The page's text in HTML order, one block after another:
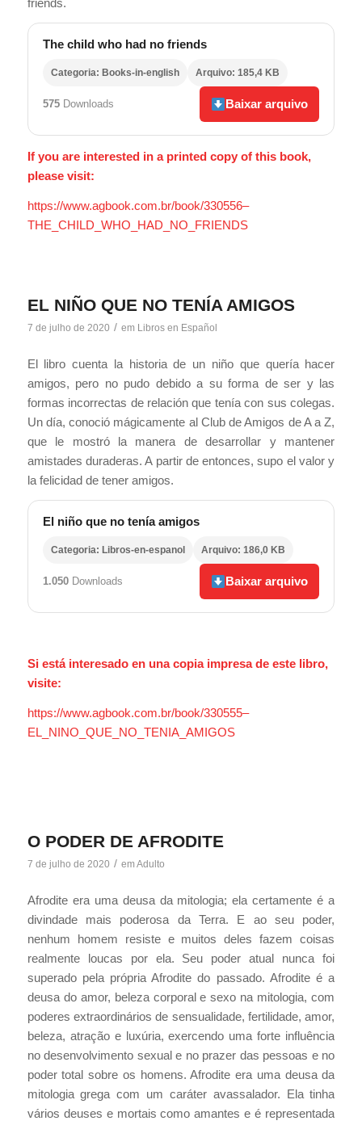
The child who had no friends
Categoria: Books-in-english Arquivo: 185,4 KB
575Downloads Baixar arquivo
If you are interested in a printed copy of this book,
please visit:
https://www.agbook.com.br/book/330556–
THE_CHILD_WHO_HAD_NO_FRIENDS
EL NIÑO QUE NO TENÍA AMIGOS
7 de julho de 2020 / em Libros en Español
El libro cuenta la historia de un niño que quería hacer
amigos, pero no pudo debido a su forma de ser y las
formas incorrectas de relación que tenía con sus colegas.
Un día, conoció mágicamente al Club de Amigos de A a Z,
que le mostró la manera de desarrollar y mantener
amistades duraderas. A partir de entonces, supo el valor y
la felicidad de tener amigos.
El niño que no tenía amigos
Categoria: Libros-en-espanol Arquivo: 186,0 KB
1.050Downloads Baixar arquivo
Si está interesado en una copia impresa de este libro,
visite:
https://www.agbook.com.br/book/330555–
EL_NINO_QUE_NO_TENIA_AMIGOS
O PODER DE AFRODITE
7 de julho de 2020 / em Adulto
Afrodite era uma deusa da mitologia; ela certamente é a
divindade mais poderosa da Terra. E ao seu poder,
nenhum homem resiste e muitos deles fazem coisas
realmente loucas por ela. Seu poder atual nunca foi
superado pela própria Afrodite do passado. Afrodite é a
deusa do amor, beleza corporal e sexo na mitologia, com
poderes extraordinários de sensualidade, fertilidade, amor,
beleza, atração e luxúria, exercendo uma forte influência
no desenvolvimento sexual e no prazer das pessoas e no
poder total sobre os homens. Afrodite era uma deusa da
mitologia grega com um caráter avassalador. Ela tinha
vários deuses e mortais como amantes e é representada